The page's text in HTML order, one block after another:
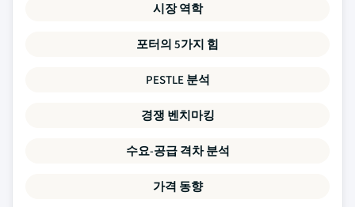
시장 역학
포터의 5가지 힘
PESTLE 분석
경쟁 벤치마킹
수요-공급 격차 분석
가격 동향